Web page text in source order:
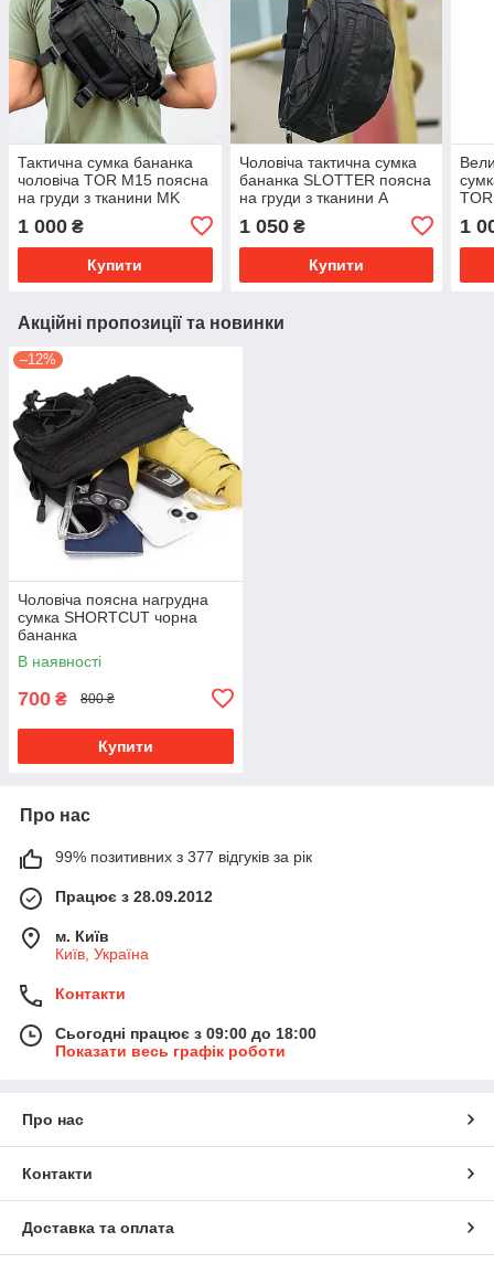
Тактична сумка бананка
чоловіча TOR M15 поясна
на груди з тканини MK
1 000 ₴
Купити
Чоловіча тактична сумка
бананка SLOTTER поясна
на груди з тканини А
1 050₴
Купити
1
Акційні пропозиції та новинки
–12%
Чоловіча поясна нагрудна
сумка SHORTCUT чорна
бананка
В наявності
700 ₴ 800 ₴
Купити
Про нас
99% позитивних з 377 відгуків за рік
Працює з 28.09.2012
м. Київ
Київ, Україна
Контакти
Сьогодні працює з 09:00 до 18:00
Показати весь графік роботи
Про нас
Контакти
Доставка та оплата